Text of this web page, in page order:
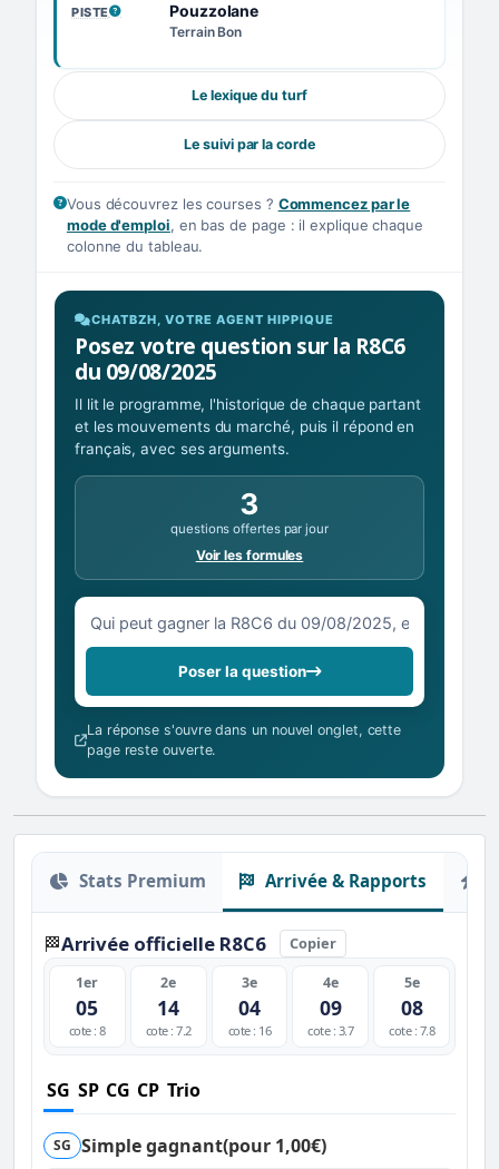
PISTE
, VOIR LA DÉFINITIONPouzzolane
Terrain Bon
Le lexique du turf
Le suivi par la corde
Vous découvrez les courses ? Commencez par le
mode d'emploi, en bas de page : il explique chaque
colonne du tableau.
CHATBZH, VOTRE AGENT HIPPIQUE
Posez votre question sur la R8C6
du 09/08/2025
Il lit le programme, l'historique de chaque partant
et les mouvements du marché, puis il répond en
français, avec ses arguments.
3
questions offertes par jour
Voir les formules
Votre question sur la R8C6 du 09/08/2025
Poser la question
La réponse s'ouvre dans un nouvel onglet, cette
page reste ouverte.
Stats Premium Arrivée & Rapports
🏁Arrivée officielle R8C6 Copier
1er
05
cote : 8
2e
14
cote : 7.2
3e
04
cote : 16
4e
09
cote : 3.7
5e
08
cote : 7.8
SG SP CG CP Trio
SG Simple gagnant(pour 1,00€)